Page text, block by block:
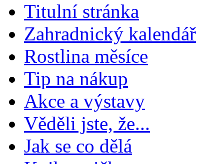
Titulní stránka
Zahradnický kalendář
Rostlina měsíce
Tip na nákup
Akce a výstavy
Věděli jste, že...
Jak se co dělá